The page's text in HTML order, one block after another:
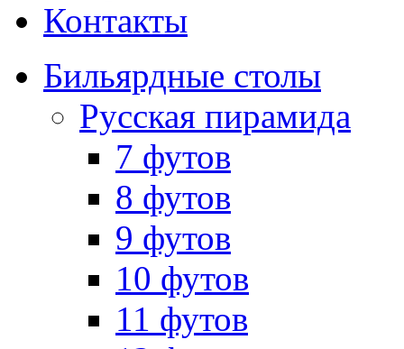
Контакты
Бильярдные столы
Русская пирамида
7 футов
8 футов
9 футов
10 футов
11 футов